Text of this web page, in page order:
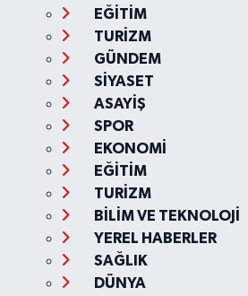
EĞİTİM
TURİZM
GÜNDEM
SİYASET
ASAYİŞ
SPOR
EKONOMİ
EĞİTİM
TURİZM
BİLİM VE TEKNOLOJİ
YEREL HABERLER
SAĞLIK
DÜNYA